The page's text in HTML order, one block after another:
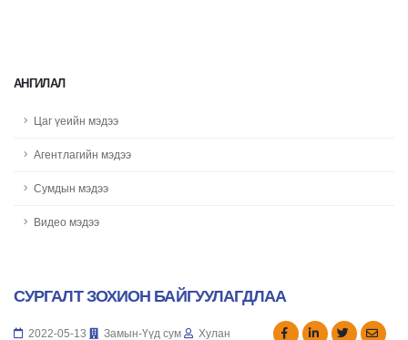
АНГИЛАЛ
Цаг үеийн мэдээ
Агентлагийн мэдээ
Сумдын мэдээ
Видео мэдээ
СУРГАЛТ ЗОХИОН БАЙГУУЛАГДЛАА
2022-05-13 Замын-Үүд сум Хулан